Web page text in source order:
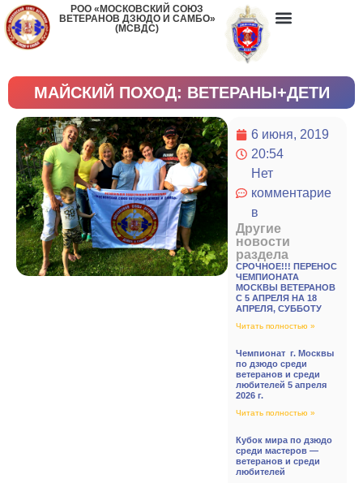
РОО «МОСКОВСКИЙ СОЮЗ
ВЕТЕРАНОВ ДЗЮДО И САМБО»
(МСВДС)
МАЙСКИЙ ПОХОД: ВЕТЕРАНЫ+ДЕТИ
6 июня, 2019
20:54
Нет
комментарие
в
Другие
новости
раздела
СРОЧНОЕ!!! ПЕРЕНОС
ЧЕМПИОНАТА
МОСКВЫ ВЕТЕРАНОВ
С 5 АПРЕЛЯ НА 18
АПРЕЛЯ, СУББОТУ
Читать полностью »
Чемпионат г. Москвы
по дзюдо среди
ветеранов и среди
любителей 5 апреля
2026 г.
Читать полностью »
Кубок мира по дзюдо
среди мастеров —
ветеранов и среди
любителей